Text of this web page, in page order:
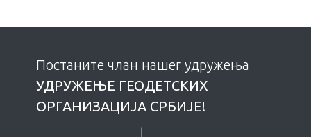
Постаните члан нашег удружења
УДРУЖЕЊE ГЕОДЕТСКИХ
ОРГАНИЗАЦИЈА СРБИЈЕ!